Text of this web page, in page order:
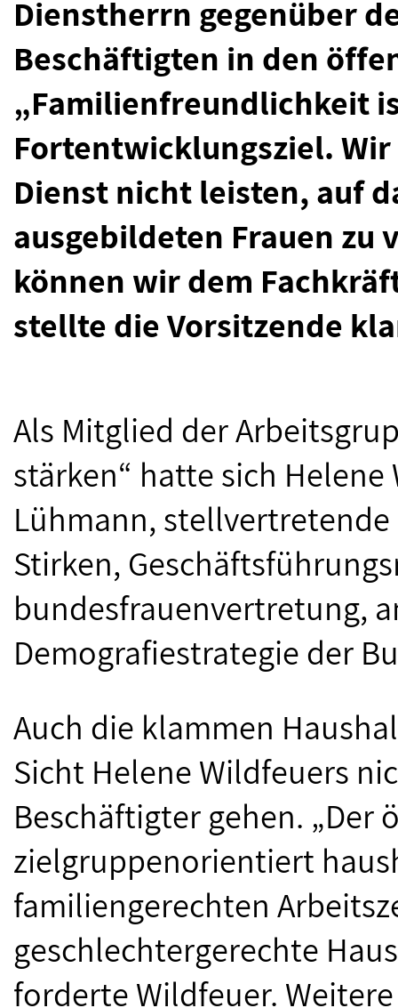
Dienstherrn gegenüber
Beschäftigten in den
„Familienfreundlichkeit
Fortentwicklungsziel.
Dienst nicht leisten, auf
ausgebildeten Frauen
können wir dem
stellte die Vorsitzende
Als Mitglied der
stärken“ hatte sich
Lühmann,
Stirken,
bundesfrauenvertretung,
Demografiestrategie der
Auch die klammen
Sicht Helene Wildfeuers
Beschäftigter gehen. „Der
zielgruppenorientiert
familiengerechten
geschlechtergerechte
forderte Wildfeuer.